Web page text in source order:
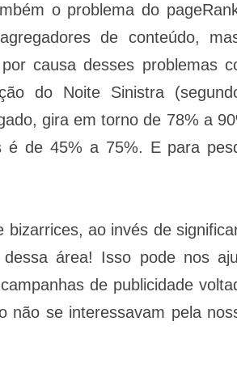
o problema do
de conteúdo,
causa desses problemas
do Noite Sinistra
gira em torno de 78% a
é de 45% a 75%. E para
ao invés de
área! Isso pode nos
de publicidade
não se interessavam pela